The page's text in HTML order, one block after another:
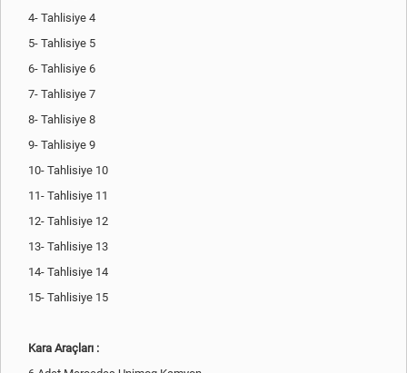
4- Tahlisiye 4
5- Tahlisiye 5
6- Tahlisiye 6
7- Tahlisiye 7
8- Tahlisiye 8
9- Tahlisiye 9
10- Tahlisiye 10
11- Tahlisiye 11
12- Tahlisiye 12
13- Tahlisiye 13
14- Tahlisiye 14
15- Tahlisiye 15
Kara Araçları :